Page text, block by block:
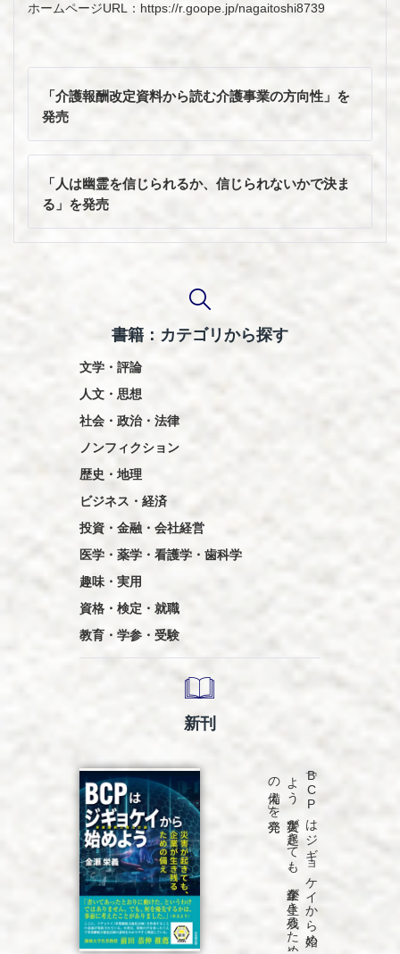
ホームページURL：https://r.goope.jp/nagaitoshi8739
投
ナ
ビ
ゲ
シ
ン
「介護報酬改定資料から読む介護事業の方向性」を
発売
「人は幽霊を信じられるか、信じられないかで決ま
る」を発売
書籍：カテゴリから探す
文学・評論
人文・思想
社会・政治・法律
ノンフィクション
歴史・地理
ビジネス・経済
投資・金融・会社経営
医学・薬学・看護学・歯科学
趣味・実用
資格・検定・就職
教育・学参・受験
新刊
「B
C
P
は
ジ
ギ
ョ
ケ
イ
か
ら
始め
よ
う
災害が
起き
て
も
、
企業が
生き
残る
た
め
の
備え
」を
発売